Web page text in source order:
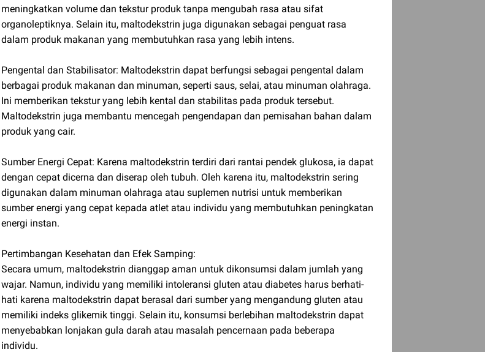
meningkatkan volume dan tekstur produk tanpa mengubah rasa atau sifat
organoleptiknya. Selain itu, maltodekstrin juga digunakan sebagai penguat rasa
dalam produk makanan yang membutuhkan rasa yang lebih intens.
Pengental dan Stabilisator: Maltodekstrin dapat berfungsi sebagai pengental dalam
berbagai produk makanan dan minuman, seperti saus, selai, atau minuman olahraga.
Ini memberikan tekstur yang lebih kental dan stabilitas pada produk tersebut.
Maltodekstrin juga membantu mencegah pengendapan dan pemisahan bahan dalam
produk yang cair.
Sumber Energi Cepat: Karena maltodekstrin terdiri dari rantai pendek glukosa, ia dapat
dengan cepat dicerna dan diserap oleh tubuh. Oleh karena itu, maltodekstrin sering
digunakan dalam minuman olahraga atau suplemen nutrisi untuk memberikan
sumber energi yang cepat kepada atlet atau individu yang membutuhkan peningkatan
energi instan.
Pertimbangan Kesehatan dan Efek Samping:
Secara umum, maltodekstrin dianggap aman untuk dikonsumsi dalam jumlah yang
wajar. Namun, individu yang memiliki intoleransi gluten atau diabetes harus berhati-
hati karena maltodekstrin dapat berasal dari sumber yang mengandung gluten atau
memiliki indeks glikemik tinggi. Selain itu, konsumsi berlebihan maltodekstrin dapat
menyebabkan lonjakan gula darah atau masalah pencernaan pada beberapa
individu.